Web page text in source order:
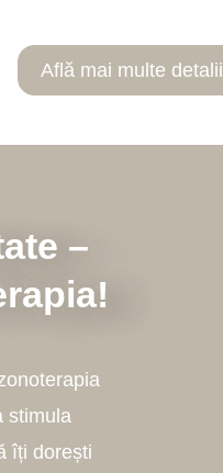
Află mai multe detalii
–
stimula
îți dorești